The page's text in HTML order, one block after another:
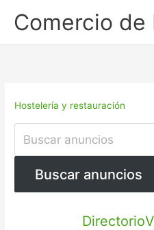
Comercio de
Hostelería y restauración
Directorio